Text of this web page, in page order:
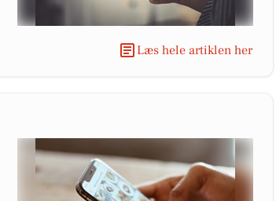
Læs hele artiklen her